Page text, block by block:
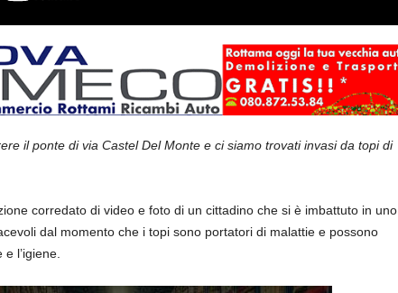
il ponte di via Castel Del Monte e ci siamo trovati invasi da topi di
corredato di video e foto di un cittadino che si è imbattuto in uno
dal momento che i topi sono portatori di malattie e possono
l’igiene.